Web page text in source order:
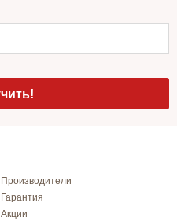
Производители
Гарантия
Акции